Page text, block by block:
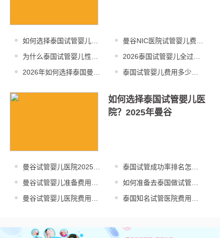
如何选择泰国试管婴儿医
曼谷NIC医院试管婴儿费用
为什么泰国试管婴儿性价
2026泰国试管婴儿全过程
2026年如何选择泰国曼谷
泰国试管婴儿费用多少
如何选择泰国试管婴儿医
院？2025年曼谷
曼谷试管婴儿医院2025年
泰国试管成功率排名怎么
曼谷试管婴儿准备费用及
如何准备去泰国做试管婴
曼谷试管婴儿医院费用明
泰国知名试管医院费用怎